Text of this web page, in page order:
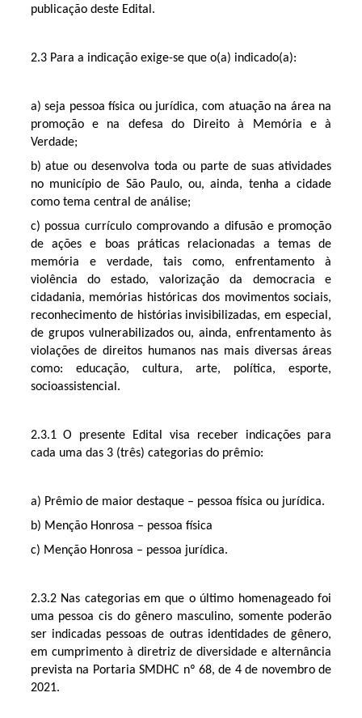
publicação deste Edital.
2.3 Para a indicação exige-se que o(a) indicado(a):
a) seja pessoa física ou jurídica, com atuação na área na
promoção e na defesa do Direito à Memória e à
Verdade;
b) atue ou desenvolva toda ou parte de suas atividades
no município de São Paulo, ou, ainda, tenha a cidade
como tema central de análise;
c) possua currículo comprovando a difusão e promoção
de ações e boas práticas relacionadas a temas de
memória e verdade, tais como, enfrentamento à
violência do estado, valorização da democracia e
cidadania, memórias históricas dos movimentos sociais,
reconhecimento de histórias invisibilizadas, em especial,
de grupos vulnerabilizados ou, ainda, enfrentamento às
violações de direitos humanos nas mais diversas áreas
como: educação, cultura, arte, política, esporte,
socioassistencial.
2.3.1 O presente Edital visa receber indicações para
cada uma das 3 (três) categorias do prêmio:
a) Prêmio de maior destaque – pessoa física ou jurídica.
b) Menção Honrosa – pessoa física
c) Menção Honrosa – pessoa jurídica.
2.3.2 Nas categorias em que o último homenageado foi
uma pessoa cis do gênero masculino, somente poderão
ser indicadas pessoas de outras identidades de gênero,
em cumprimento à diretriz de diversidade e alternância
prevista na Portaria SMDHC nº 68, de 4 de novembro de
2021.